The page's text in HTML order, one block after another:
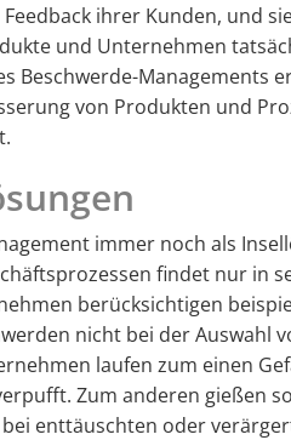
ihrer Kunden, und
und Unternehmen
Beschwerde-Managements
von Produkten und
immer noch als
findet nur in
berücksichtigen
nicht bei der Auswahl
laufen zum einen
Zum anderen gießen
enttäuschten oder